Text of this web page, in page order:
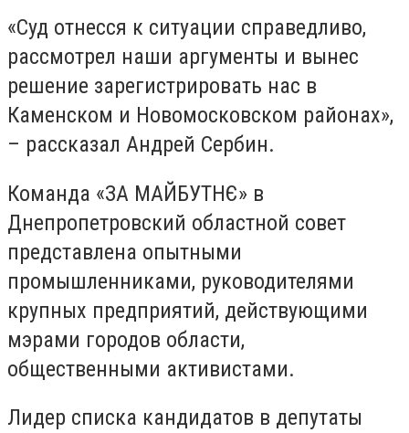
«Суд отнесся к ситуации справедливо,
рассмотрел наши аргументы и вынес
решение зарегистрировать нас в
Каменском и Новомосковском районах»,
– рассказал Андрей Сербин.
Команда «ЗА МАЙБУТНЄ» в
Днепропетровский областной совет
представлена опытными
промышленниками, руководителями
крупных предприятий, действующими
мэрами городов области,
общественными активистами.
Лидер списка кандидатов в депутаты